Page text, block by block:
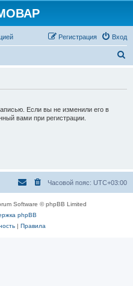
Вход
Регистрация
Если вы не изменили его в
вами при регистрации.
Часовой пояс: UTC+03:00
Software © phpBB Limited
phpBB
| Правила